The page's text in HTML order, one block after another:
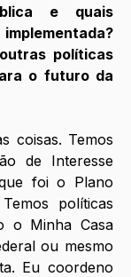
e quais
políticas
o futuro da
coisas. Temos
de Interesse
foi o Plano
políticas
o Minha Casa
ou mesmo
Eu coordeno